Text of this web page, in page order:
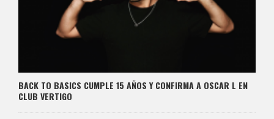
BACK TO BASICS CUMPLE 15 AÑOS Y CONFIRMA A OSCAR L EN
CLUB VERTIGO